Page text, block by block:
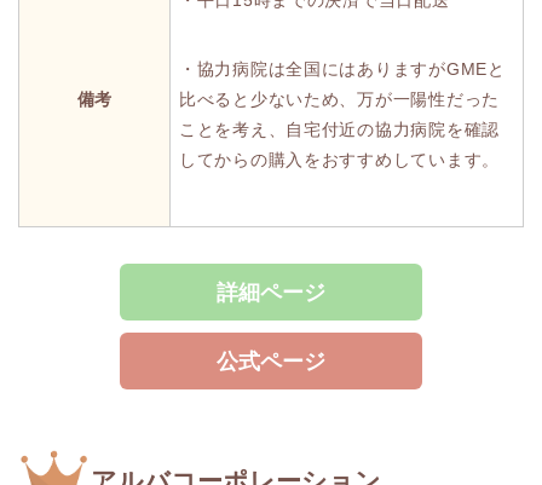
備考
・協力病院は全国にはありますがGMEと
比べると少ないため、万が一陽性だった
ことを考え、自宅付近の協力病院を確認
してからの購入をおすすめしています。
詳細ページ
公式ページ